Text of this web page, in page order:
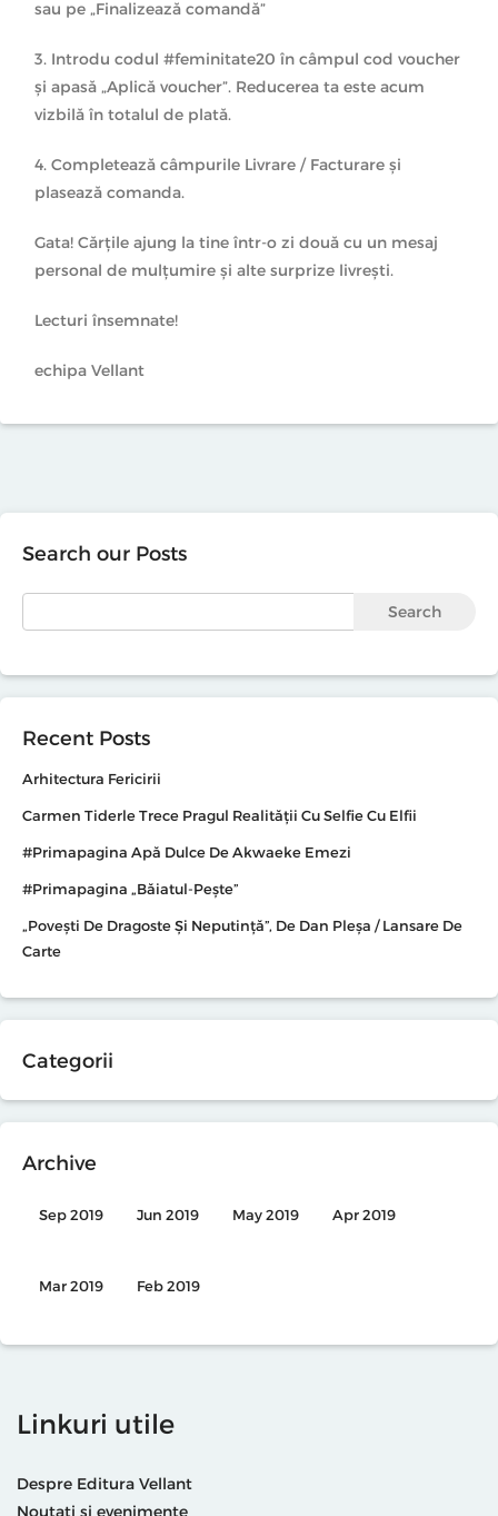
sau pe „Finalizează comandă”
3. Introdu codul #feminitate20 în câmpul cod voucher
și apasă „Aplică voucher”. Reducerea ta este acum
vizbilă în totalul de plată.
4. Completează câmpurile Livrare / Facturare și
plasează comanda.
Gata! Cărțile ajung la tine într-o zi două cu un mesaj
personal de mulțumire și alte surprize livrești.
Lecturi însemnate!
echipa Vellant
Search our Posts
Search
Recent Posts
Arhitectura Fericirii
Carmen Tiderle Trece Pragul Realității Cu Selfie Cu Elfii
#primapagina Apă Dulce De Akwaeke Emezi
#primapagina „Băiatul-Pește”
„Povești De Dragoste Și Neputință”, De Dan Pleșa / Lansare De
Carte
Categorii
Archive
Sep 2019 Jun 2019 May 2019 Apr 2019
Mar 2019 Feb 2019
Linkuri utile
Despre Editura Vellant
Noutati si evenimente